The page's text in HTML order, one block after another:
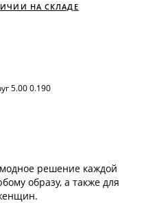
НА СКЛАДЕ
5.00 0.190
решение каждой
образу, а также для